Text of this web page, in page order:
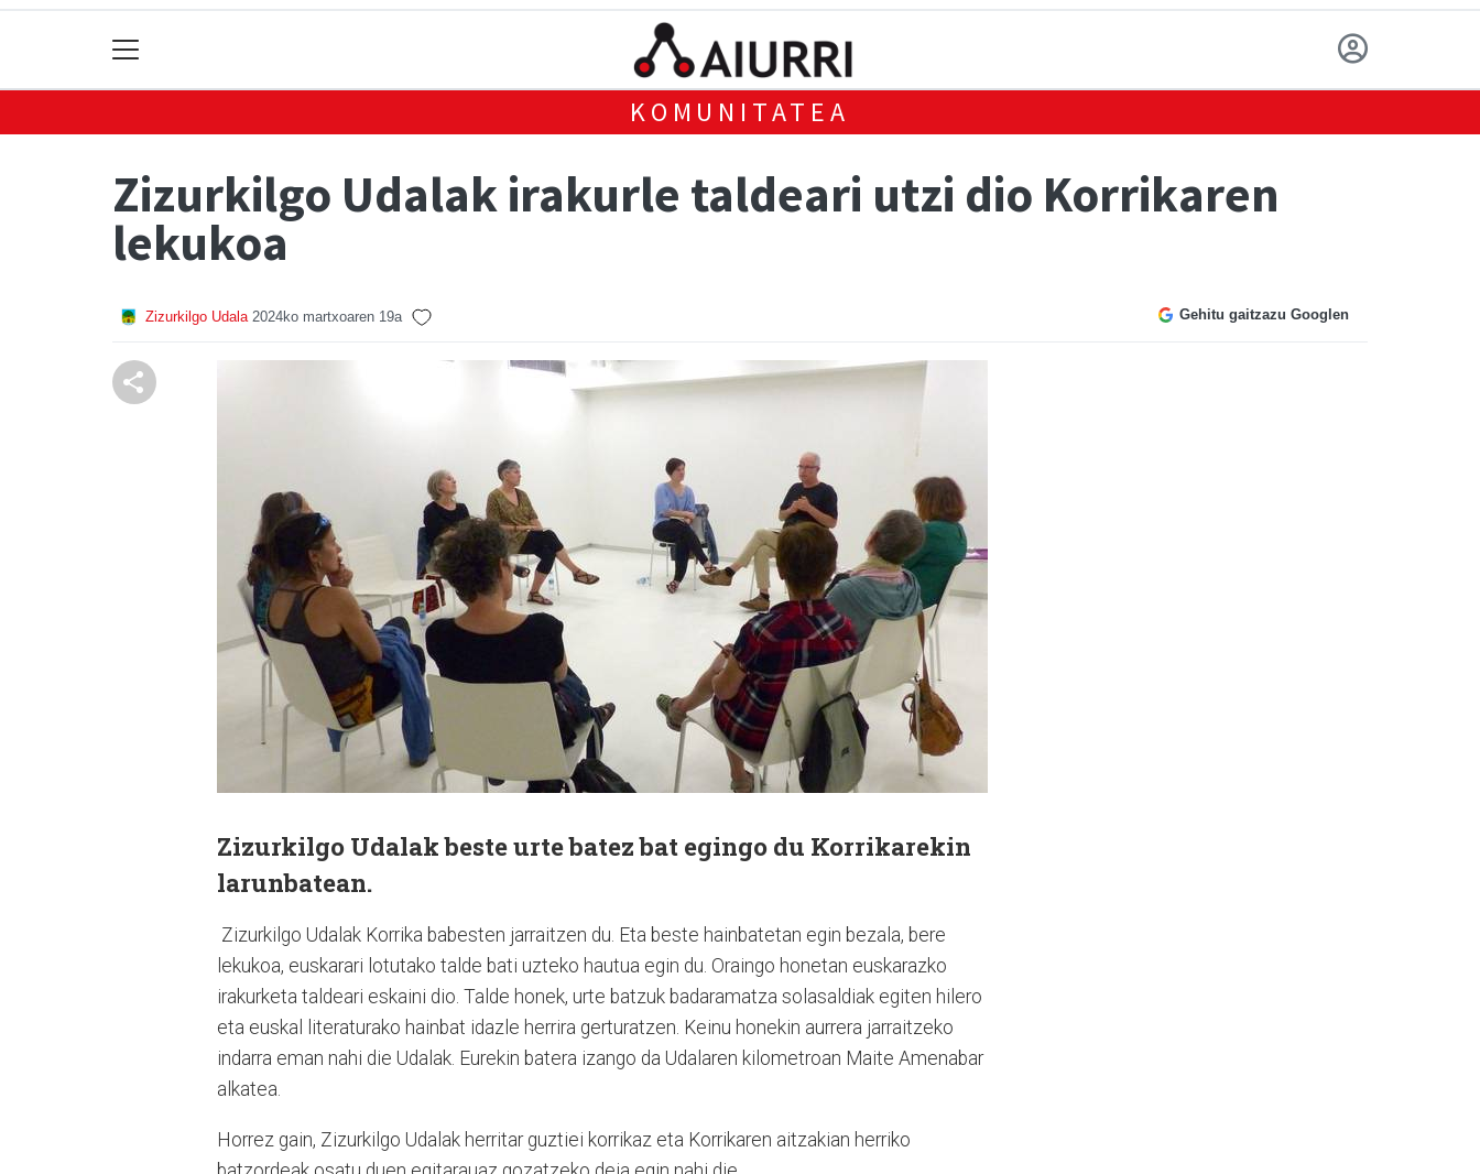
KOMUNITATEA
Zizurkilgo Udalak irakurle taldeari utzi dio Korrikaren
lekukoa
Zizurkilgo Udala 2024ko martxoaren 19a Gehitu gaitzazu Googlen
Zizurkilgo Udalak beste urte batez bat egingo du Korrikarekin
larunbatean.
Zizurkilgo Udalak Korrika babesten jarraitzen du. Eta beste hainbatetan egin bezala, bere
lekukoa, euskarari lotutako talde bati uzteko hautua egin du. Oraingo honetan euskarazko
irakurketa taldeari eskaini dio. Talde honek, urte batzuk badaramatza solasaldiak egiten hilero
eta euskal literaturako hainbat idazle herrira gerturatzen. Keinu honekin aurrera jarraitzeko
indarra eman nahi die Udalak. Eurekin batera izango da Udalaren kilometroan Maite Amenabar
alkatea.
Horrez gain, Zizurkilgo Udalak herritar guztiei korrikaz eta Korrikaren aitzakian herriko